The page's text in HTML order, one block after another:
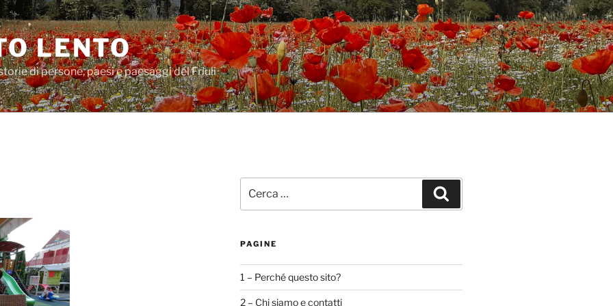
LENTO
di persone, paesi e paesaggi del Friuli
PAGINE
1 – Perché questo sito?
2 – Chi siamo e contatti